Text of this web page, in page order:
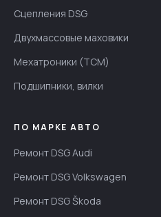
Сцепления DSG
Двухмассовые маховики
Мехатроники (TCM)
Подшипники, вилки
ПО МАРКЕ АВТО
Ремонт DSG Audi
Ремонт DSG Volkswagen
Ремонт DSG Škoda